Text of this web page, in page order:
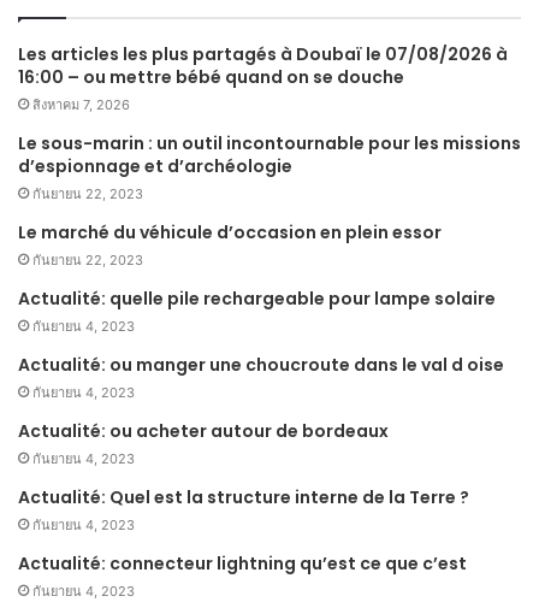
Les articles les plus partagés à Doubaï le 07/08/2026 à
16:00 – ou mettre bébé quand on se douche
สิงหาคม 7, 2026
Le sous-marin : un outil incontournable pour les missions
d’espionnage et d’archéologie
กันยายน 22, 2023
Le marché du véhicule d’occasion en plein essor
กันยายน 22, 2023
Actualité: quelle pile rechargeable pour lampe solaire
กันยายน 4, 2023
Actualité: ou manger une choucroute dans le val d oise
กันยายน 4, 2023
Actualité: ou acheter autour de bordeaux
กันยายน 4, 2023
Actualité: Quel est la structure interne de la Terre ?
กันยายน 4, 2023
Actualité: connecteur lightning qu’est ce que c’est
กันยายน 4, 2023